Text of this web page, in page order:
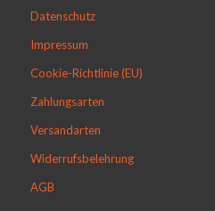
Datenschutz
Impressum
Cookie-Richtlinie (EU)
Zahlungsarten
Versandarten
Widerrufsbelehrung
AGB